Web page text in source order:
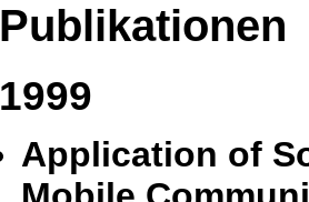
Publikationen
1999
Application of